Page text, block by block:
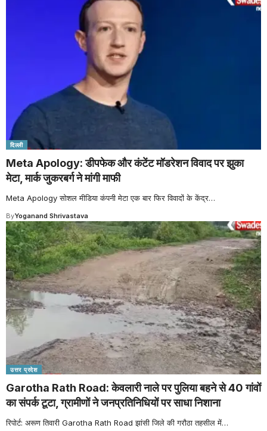
दिल्ली
Meta Apology: डीपफेक और कंटेंट मॉडरेशन विवाद पर झुका
मेटा, मार्क जुकरबर्ग ने मांगी माफी
Meta Apology सोशल मीडिया कंपनी मेटा एक बार फिर विवादों के केंद्र…
ByYoganand Shrivastava
उत्तर प्रदेश
Garotha Rath Road: केवलारी नाले पर पुलिया बहने से 40 गांवों
का संपर्क टूटा, ग्रामीणों ने जनप्रतिनिधियों पर साधा निशाना
रिपोर्ट: अरूण तिवारी Garotha Rath Road झांसी जिले की गरौठा तहसील में…